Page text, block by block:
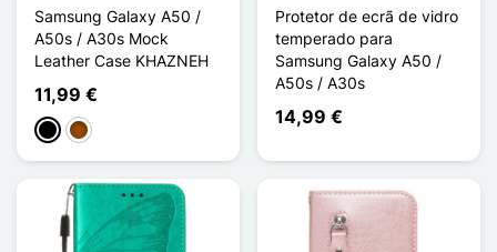
Samsung Galaxy A50 /
A50s / A30s Mock
Leather Case KHAZNEH
11,99 €
PretoCastanho
Protetor de ecrã de vidro
temperado para
Samsung Galaxy A50 /
A50s / A30s
14,99 €